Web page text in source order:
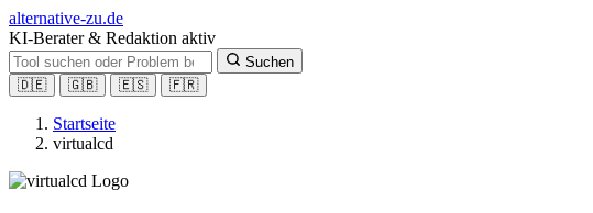
alternative-zu.de
KI-Berater & Redaktion aktiv
Suchen
🇩🇪
🇬🇧 🇪🇸 🇫🇷
Startseite
virtualcd